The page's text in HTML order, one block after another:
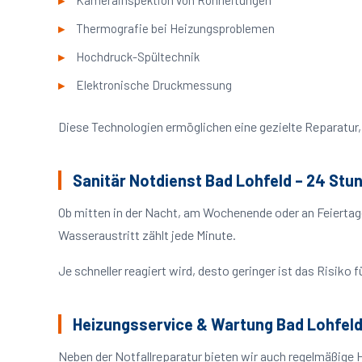
Thermografie bei Heizungsproblemen
Hochdruck-Spültechnik
Elektronische Druckmessung
Diese Technologien ermöglichen eine gezielte
Sanitär Notdienst Bad Lohfeld – 24
Ob mitten in der Nacht, am Wochenende oder an
Wasseraustritt zählt jede Minute.
Je schneller reagiert wird, desto geringer ist das Risiko
Heizungsservice & Wartung Bad Lohfeld
Neben der Notfallreparatur bieten wir auch